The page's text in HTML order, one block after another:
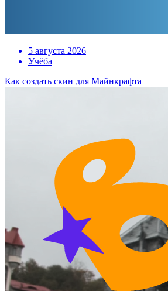
5 августа 2026
Учёба
Как создать скин для Майнкрафта